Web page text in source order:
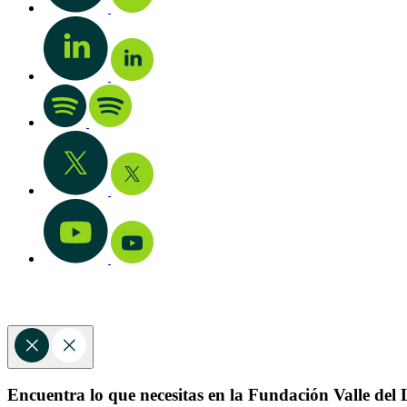
Encuentra lo que necesitas en la Fundación Valle del